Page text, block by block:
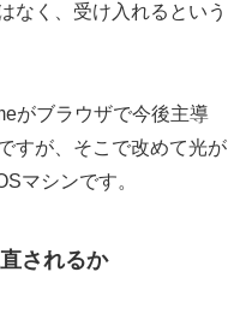
なく、受け入れるという
がブラウザで今後主導
すが、そこで改めて光が
マシンです。
されるか